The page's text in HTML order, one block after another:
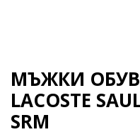
МЪЖКИ
LACOSTE
SRM